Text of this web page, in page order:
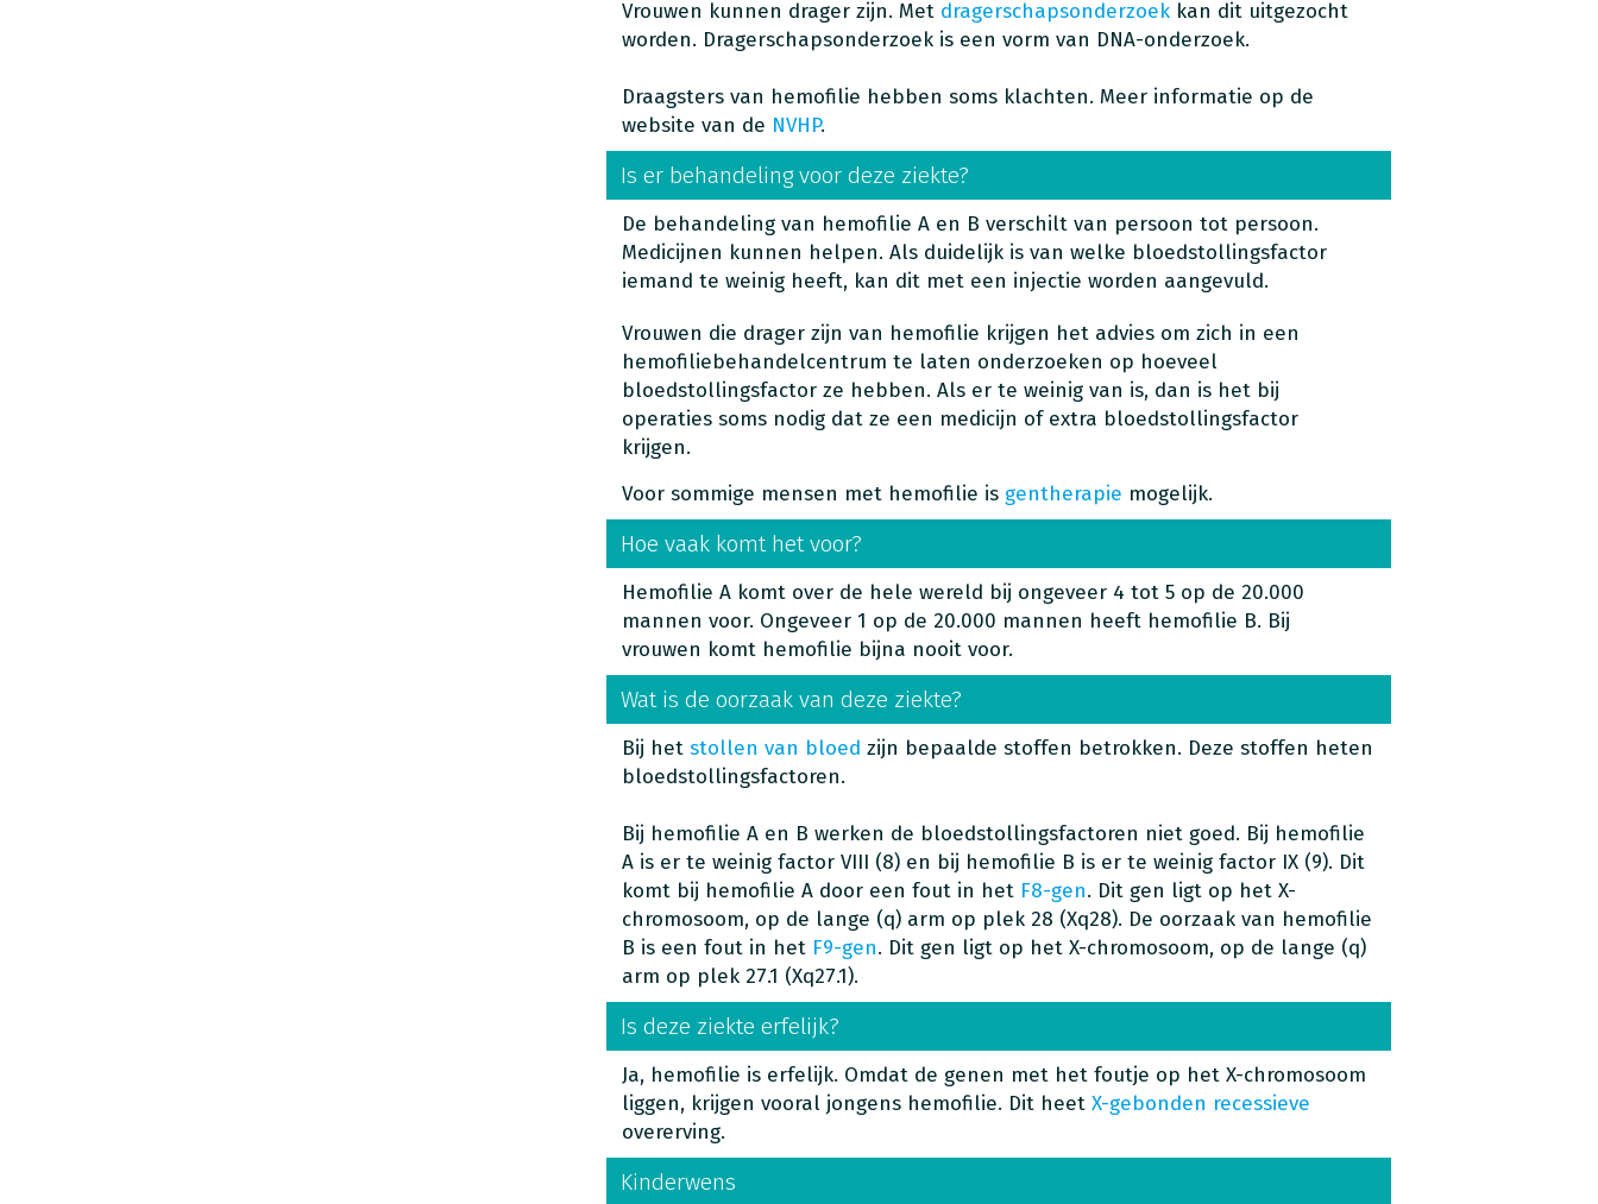
Vrouwen kunnen drager zijn. Met dragerschapsonderzoekkan dit uitgezocht
worden. Dragerschapsonderzoek is een vorm van DNA-onderzoek.
Draagsters van hemofilie hebben soms klachten. Meer informatie op de
website van de NVHP.
Is er behandeling voor deze ziekte?
De behandeling van hemofilie A en B verschilt van persoon tot persoon.
Medicijnen kunnen helpen. Als duidelijk is van welke bloedstollingsfactor
iemand te weinig heeft, kan dit met een injectie worden aangevuld.
Vrouwen die drager zijn van hemofilie krijgen het advies om zich in een
hemofiliebehandelcentrum te laten onderzoeken op hoeveel
bloedstollingsfactor ze hebben. Als er te weinig van is, dan is het bij
operaties soms nodig dat ze een medicijn of extra bloedstollingsfactor
krijgen.
Voor sommige mensen met hemofilie is gentherapie mogelijk.
Hoe vaak komt het voor?
Hemofilie A komt over de hele wereld bij ongeveer 4 tot 5 op de 20.000
mannen voor. Ongeveer 1 op de 20.000 mannen heeft hemofilie B. Bij
vrouwen komt hemofilie bijna nooit voor.
Wat is de oorzaak van deze ziekte?
Bij het stollen van bloed zijn bepaalde stoffen betrokken. Deze stoffen heten
bloedstollingsfactoren.
Bij hemofilie A en B werken de bloedstollingsfactoren niet goed. Bij hemofilie
A is er te weinig factor VIII (8) en bij hemofilie B is er te weinig factor IX (9). Dit
komt bij hemofilie A door een fout in het F8-gen. Dit gen ligt op het X-
chromosoom, op de lange (q) arm op plek 28 (Xq28). De oorzaak van hemofilie
B is een fout in het F9-gen. Dit gen ligt op het X-chromosoom, op de lange (q)
arm op plek 27.1 (Xq27.1).
Is deze ziekte erfelijk?
Ja, hemofilie is erfelijk. Omdat de genen met het foutje op het X-chromosoom
liggen, krijgen vooral jongens hemofilie. Dit heet X-gebonden recessieve
overerving.
Kinderwens